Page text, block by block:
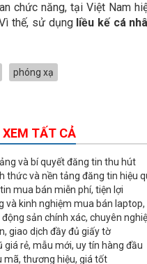
chức năng, tại Việt Nam
thế, sử dụng liều kế cá
phóng xạ
XEM TẤT CẢ
và bí quyết đăng tin thu hút
thức và nền tảng đăng tin hiệu
mua bán miễn phí, tiện lợi
và kinh nghiệm mua bán laptop,
sản chính xác, chuyên
giao dịch đầy đủ giấy tờ
giá rẻ, mẫu mới, uy tín hàng đầu
mã, thương hiệu, giá tốt